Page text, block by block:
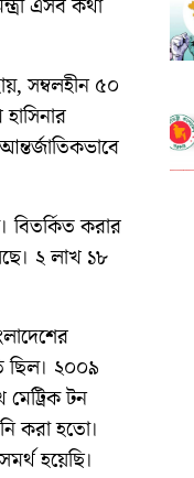
এসব কথা
সম্বলহীন ৫০
বিতর্কিত করার
২ লাখ ১৮
ছিল। ২০০৯
টন
করা হতো।
হয়েছি।